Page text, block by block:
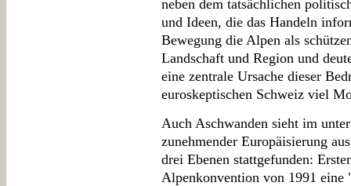
neben dem tatsächlichen
und Ideen, die das Handeln
Bewegung die Alpen als
Landschaft und Region und
eine zentrale Ursache dieser
euroskeptischen Schweiz viel
Auch Aschwanden sieht im
zunehmender Europäisierung
drei Ebenen stattgefunden:
Alpenkonvention von 1991